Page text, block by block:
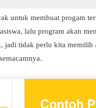
untuk membuat progam
lalu program akan
jadi tidak perlu kita